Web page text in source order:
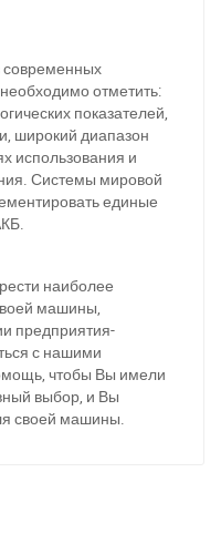
отметить:
показателей,
широкий диапазон
использования и
Системы мировой
единые
наиболее
машины,
предприятия-
с нашими
чтобы Вы имели
выбор, и Вы
своей машины.
у Viber / Telegram
Написати в Telegram